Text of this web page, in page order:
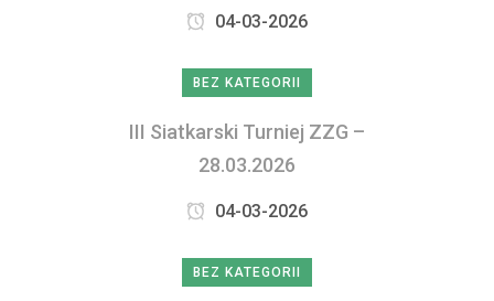
04-03-2026
BEZ KATEGORII
III Siatkarski Turniej ZZG –
28.03.2026
04-03-2026
BEZ KATEGORII